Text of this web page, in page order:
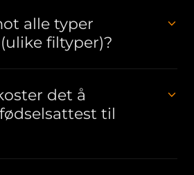
alle typer
filtyper)?
det å
til